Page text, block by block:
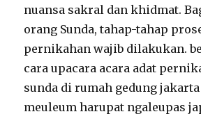
nuansa sakral dan khidmat.
orang Sunda, tahap-tahap
pernikahan wajib dilakukan.
cara upacara acara adat
sunda di rumah gedung
meuleum harupat ngaleupas